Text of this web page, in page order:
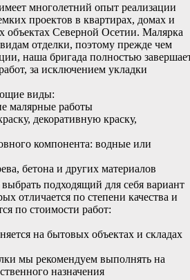
многолетний опыт реализации
проектов в квартирах, домах и
Северной Осетии. Малярка
отделки, поэтому прежде чем
наша бригада полностью
за исключением укладки
виды:
малярные работы
декоративную краску,
компонента: водные или
бетона и других материалов
подходящий для себя вариант
отличается по степени качества и
по стоимости работ:
на бытовых объектах и складах
мы рекомендуем выполнять на
назначения